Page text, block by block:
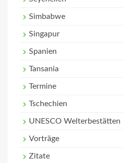
Simbabwe
Singapur
Spanien
Tansania
Termine
Tschechien
UNESCO Welterbestätten
Vorträge
Zitate